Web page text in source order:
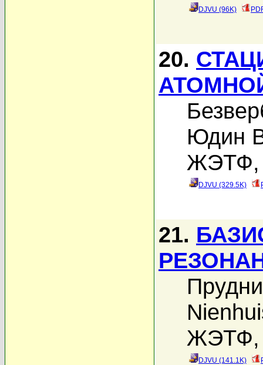
DJVU (96K)
20.
Юдин
ЖЭТФ,
DJVU (329.5K)
21.
ЖЭТФ,
DJVU (141.1K)